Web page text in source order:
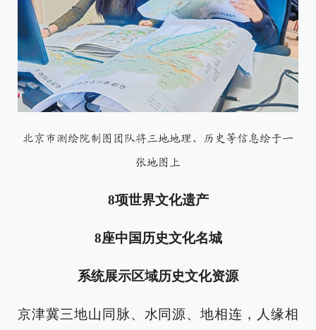
北京市测绘院制图团队将三地地理、历史等信息绘于一
张地图上
8项世界文化遗产
8座中国历史文化名城
系统展示区域历史文化资源
京津冀三地山同脉、水同源、地相连，人缘相